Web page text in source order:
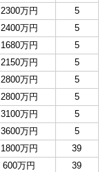
2300万円
5
2400万円
5
1680万円
5
2150万円
5
2800万円
5
2800万円
5
3100万円
5
3600万円
5
1800万円
39
600万円 39